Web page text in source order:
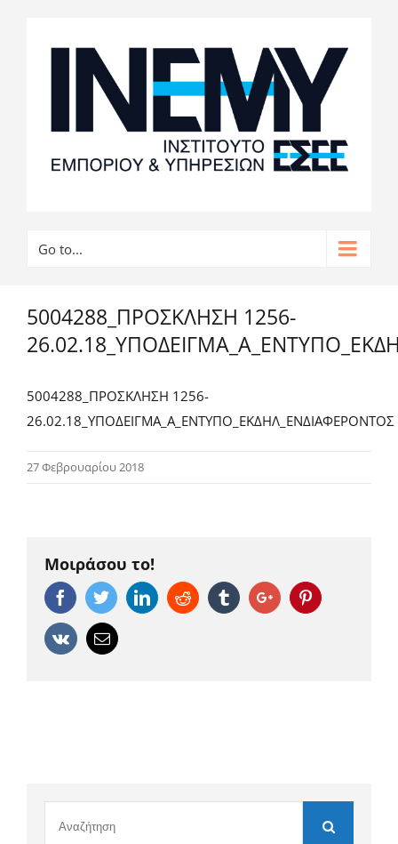
Go to...
5004288_ΠΡΟΣΚΛΗΣΗ 1256-
5004288_ΠΡΟΣΚΛΗΣΗ 1256-
26.02.18_ΥΠΟΔΕΙΓΜΑ_Α_ΕΝΤΥΠΟ_ΕΚΔΗΛ_ΕΝΔΙΑΦΕΡΟΝΤΟΣ
27 Φεβρουαρίου 2018
Μοιράσου το!
FacebookTwitterLinkedinReddit TumblrGoogle+Pinterest
Vk Email